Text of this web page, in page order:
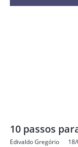
10 passos
Edivaldo Gregório